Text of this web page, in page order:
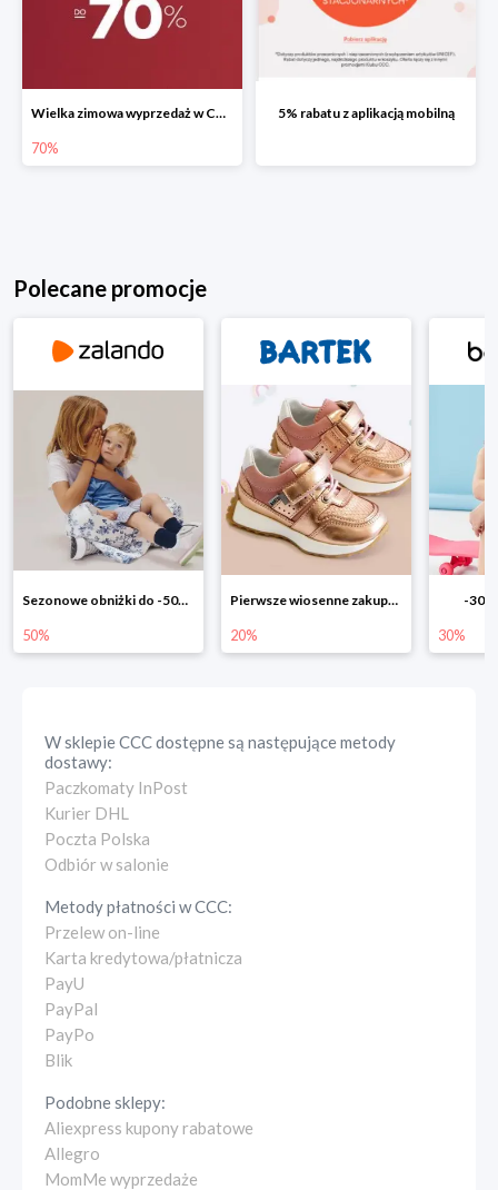
Wielka zimowa wyprzedaż w CCC do -70%
70%
5% rabatu z aplikacją mobilną
Polecane promocje
Pierwsze wiosenne zakupy -20%
20%
-30% na wszystko!!
30%
-40%
40%
W sklepieCCCdostępne są następujące metody
dostawy:
Paczkomaty InPost
Kurier DHL
Poczta Polska
Odbiór w salonie
Metody płatności wCCC:
Przelew on-line
Karta kredytowa/płatnicza
PayU
PayPal
PayPo
Blik
Podobne sklepy:
Aliexpress kupony rabatowe
Allegro
MomMe wyprzedaże